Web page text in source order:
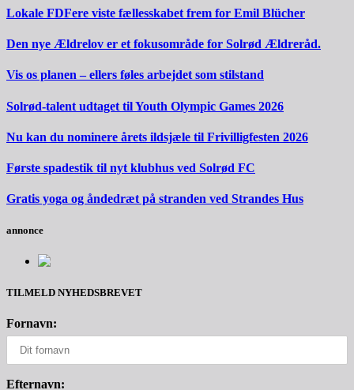
Lokale FDFere viste fællesskabet frem for Emil Blücher
Den nye Ældrelov er et fokusområde for Solrød Ældreråd.
Vis os planen – ellers føles arbejdet som stilstand
Solrød-talent udtaget til Youth Olympic Games 2026
Nu kan du nominere årets ildsjæle til Frivilligfesten 2026
Første spadestik til nyt klubhus ved Solrød FC
Gratis yoga og åndedræt på stranden ved Strandes Hus
annonce
TILMELD NYHEDSBREVET
Fornavn:
Efternavn: